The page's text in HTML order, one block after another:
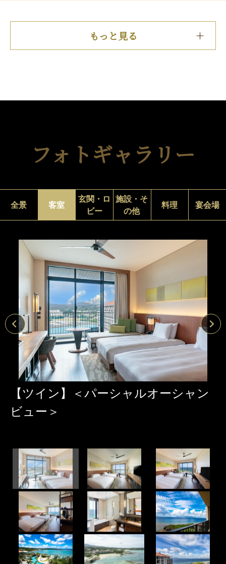
もっと見る
フォトギャラリー
全景 客室
玄関・ロ
ビー
施設・そ
の他
料理 宴会場
【ツイン】＜パーシャルオーシャン
ビュー＞